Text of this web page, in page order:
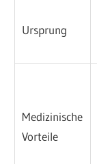
Ursprung
Medizinische
Vorteile